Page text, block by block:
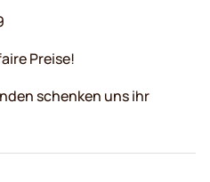
Preise!
schenken uns ihr